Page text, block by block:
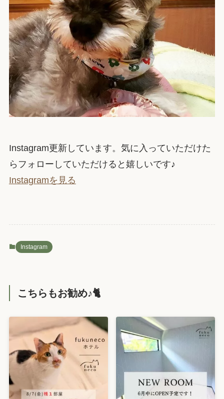
Instagram更新しています。気に入っていただけた
らフォローしていただけると嬉しいです♪
Instagramを見る
Instagram
こちらもお勧め♪🐈️